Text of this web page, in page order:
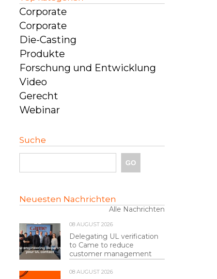
Corporate
Corporate
Die-Casting
Produkte
Forschung und Entwicklung
Video
Gerecht
Webinar
Suche
Neuesten Nachrichten
Alle Nachrichten
08 AUGUST 2026
Delegating UL verification
to Came to reduce
customer management
08 AUGUST 2026